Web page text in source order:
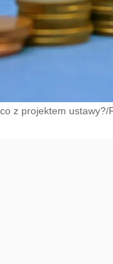
z projektem ustawy?/